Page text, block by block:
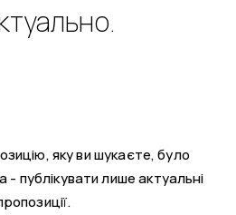
яку ви шукаєте, було
публікувати лише актуальні